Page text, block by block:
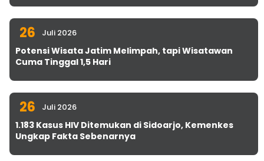
26 Juli 2026
Potensi Wisata Jatim Melimpah, tapi Wisatawan
Cuma Tinggal 1,5 Hari
26 Juli 2026
1.183 Kasus HIV Ditemukan di Sidoarjo, Kemenkes
Ungkap Fakta Sebenarnya